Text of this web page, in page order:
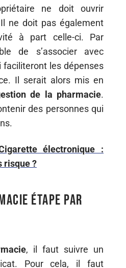
ne doit ouvrir
ne doit pas également
à part celle-ci. Par
de s’associer avec
faciliteront les dépenses
Il serait alors mis en
de la pharmacie.
des personnes qui
électronique :
risque ?
étape par
, il faut suivre un
Pour cela, il faut